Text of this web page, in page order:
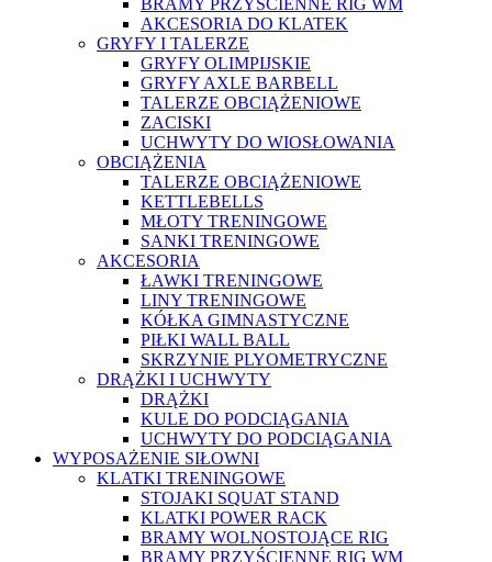
BRAMY PRZYŚCIENNE RIG WM
AKCESORIA DO KLATEK
GRYFY I TALERZE
GRYFY OLIMPIJSKIE
GRYFY AXLE BARBELL
TALERZE OBCIĄŻENIOWE
ZACISKI
UCHWYTY DO WIOSŁOWANIA
OBCIĄŻENIA
TALERZE OBCIĄŻENIOWE
KETTLEBELLS
MŁOTY TRENINGOWE
SANKI TRENINGOWE
AKCESORIA
ŁAWKI TRENINGOWE
LINY TRENINGOWE
KÓŁKA GIMNASTYCZNE
PIŁKI WALL BALL
SKRZYNIE PLYOMETRYCZNE
DRĄŻKI I UCHWYTY
DRĄŻKI
KULE DO PODCIĄGANIA
UCHWYTY DO PODCIĄGANIA
WYPOSAŻENIE SIŁOWNI
KLATKI TRENINGOWE
STOJAKI SQUAT STAND
KLATKI POWER RACK
BRAMY WOLNOSTOJĄCE RIG
BRAMY PRZYŚCIENNE RIG WM